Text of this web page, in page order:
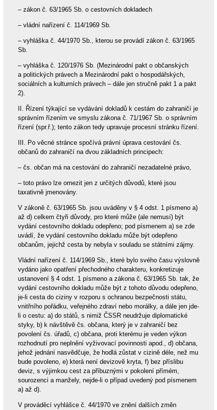
– zákon č. 63/1965 Sb. o cestovních dokladech
– vládní nařízení č. 114/1969 Sb.
– vyhláška č. 44/1970 Sb., kterou se provádí zákon č. 63/1965
Sb.
– vyhláška č. 120/1976 Sb. (Mezinárodní pakt o občanských
a politických právech a Mezinárodní pakt o hospodářských,
sociálních a kulturních právech – dále jen stručně pakt 1 a pakt
2).
II. Řízení týkající se vydávání dokladů k cestám do zahraničí je
správním řízením ve smyslu zákona č. 71/1967 Sb. o správním
řízení (spr.ř.); tento zákon tedy upravuje procesní stránku řízení.
III. Po věcné stránce spočívá právní úprava cestování čs.
občanů do zahraničí na dvou základních principech:
– čs. občan má na cestování do zahraničí nezadatelné právo,
– toto právo lze omezit jen z určitých důvodů, které jsou
taxativně jmenovány.
V zákoně č. 63/1965 Sb. jsou uváděny v § 4 odst. 1 písmeno a)
až d) celkem čtyři důvody, pro které může (ale nemusí) být
vydání cestovního dokladu odepřeno; pod písmenem a) se zde
uvádí, že vydání cestovního dokladu může být odepřeno
občanům, jejichž cesta by nebyla v souladu se státními zájmy.
Vládní nařízení č. 114/1969 Sb., které bylo svého času výslovně
vydáno jako opatření přechodného charakteru, konkretizuje
ustanovení § 4 odst. 1 písmeno a zákona č. 63/1965 Sb. tak, že
vydání cestovního dokladu může být z tohoto důvodu odepřeno,
je-li cesta do ciziny v rozporu s ochranou bezpečnosti státu,
vnitřního pořádku, veřejného zdraví nebo morálky, a dále jen jde-
li o cestu: a) do států, s nimiž ČSSR neudržuje diplomatické
styky, b) k návštěvě čs. občana, který je v zahraničí bez
povolení čs. úřadů, c) občana, proti kterému je veden výkon
rozhodnutí pro neplnění vyživovací povinnosti apod., d) občana,
jehož jednání nasvědčuje, že hodlá zůstat v cizině déle, než mu
bude povoleno, e) která není devizově kryta, f) bez příslibu
deviz, s výjimkou cest za příbuznými v pokolení přímém,
sourozenci a manžely, nejde-li o případ uvedený pod písmenem
a) až d).
V prováděcí vyhlášce č. 44/1970 ve znění dalších změn